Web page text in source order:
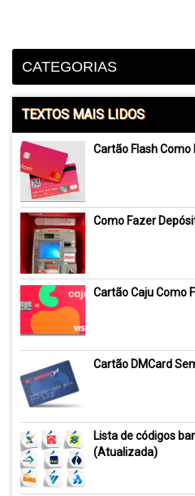
CATEGORIAS
TEXTOS MAIS LIDOS
Cartão Flash Como
Como Fazer
Cartão Caju Como
Cartão DMCard
Lista de códigos
(Atualizada)